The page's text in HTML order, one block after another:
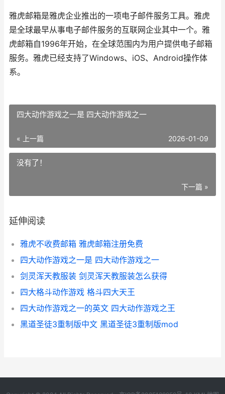
雅虎邮箱是雅虎企业推出的一项电子邮件服务工具。雅虎
是全球最早从事电子邮件服务的互联网企业其中一个。雅
虎邮箱自1996年开始，在全球范围内为用户提供电子邮箱
服务。雅虎已经支持了Windows、iOS、Android操作体
系。
四大动作游戏之一是 四大动作游戏之一
« 上一篇 2026-01-09
没有了！
下一篇 »
延伸阅读
雅虎不收费邮箱 雅虎邮箱注册免费
四大动作游戏之一是 四大动作游戏之一
剑灵浑天教服装 剑灵浑天教服装怎么获得
四大格斗动作游戏 格斗四大天王
四大动作游戏之一的英文 四大动作游戏之王
黑道圣徒3重制版中文 黑道圣徒3重制版mod